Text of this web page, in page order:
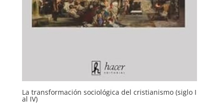
La transformación sociológica del cristianismo (siglo I
al IV)